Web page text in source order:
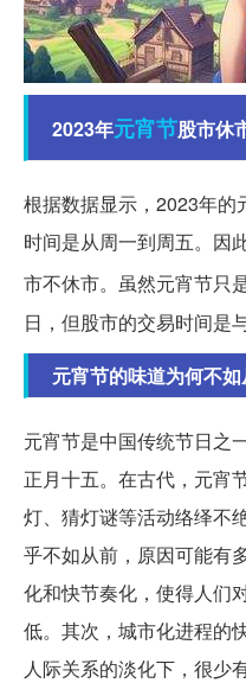
2023年元宵节股市休
根据数据显示，2023年的
时间是从周一到周五。因
市不休市。虽然元宵节只
日，但股市的交易时间是
元宵节的味道为何不
元宵节是中国传统节日之
正月十五。在古代，元宵
灯、猜灯谜等活动络绎不
乎不如从前，原因可能有
化和快节奏化，使得人们
低。其次，城市化进程的
人际关系的淡化下，很少